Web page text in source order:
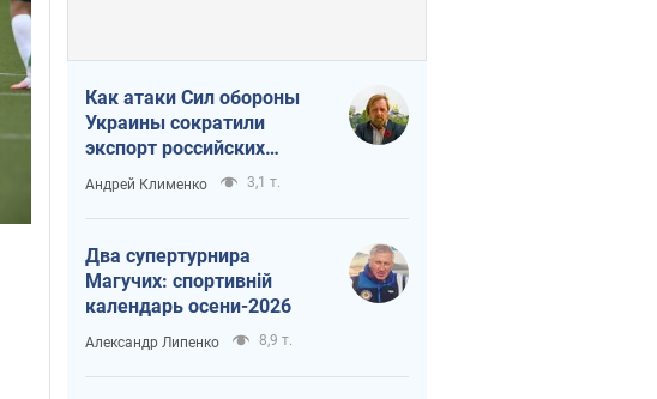
Как атаки Сил обороны
Украины сократили
экспорт российских
нефтепродуктов
Андрей Клименко 3,1 т.
Два супертурнира
Магучих: спортивній
календарь осени-2026
Александр Липенко 8,9 т.